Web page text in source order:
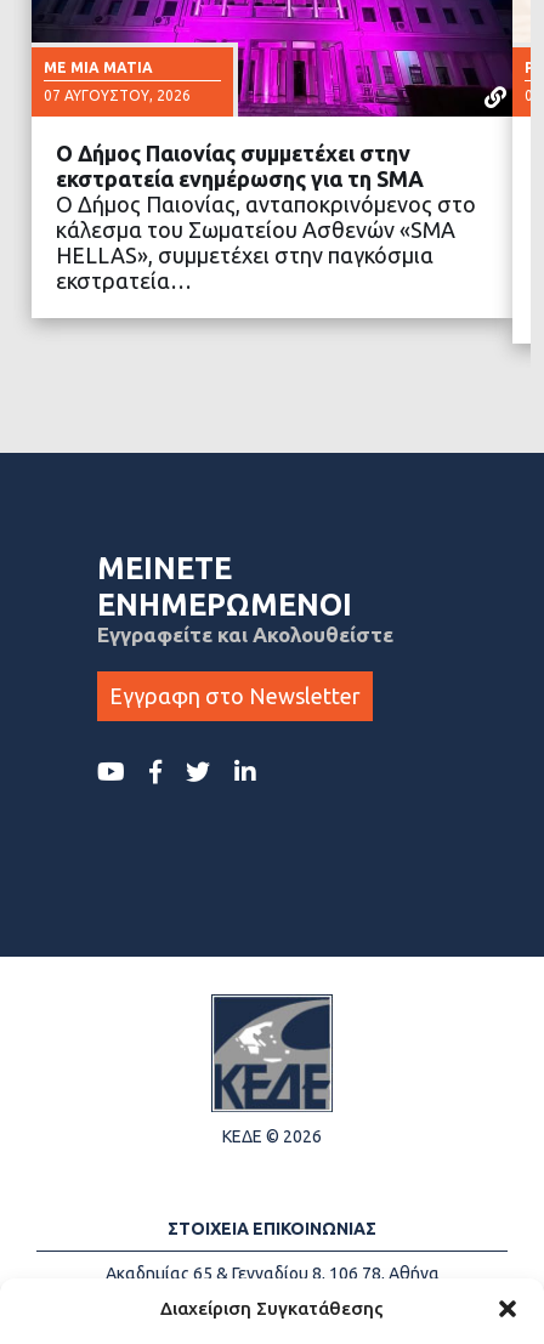
Διαχείριση Συγκατάθεσης
ΜΕ ΜΙΑ ΜΑΤΙΆ
07 ΑΥΓΟΎΣΤΟΥ, 2026
ΔΙΑΒΑΣΤΕ ΠΕΡΙΣΣΟΤΕΡΑ
Ο Δήμος Παιονίας συμμετέχει στην
εκστρατεία ενημέρωσης για τη SMA
Ο Δήμος Παιονίας, ανταποκρινόμενος στο
κάλεσμα του Σωματείου Ασθενών «SMA
HELLAS», συμμετέχει στην παγκόσμια
εκστρατεία…
ΜΕΙΝΕΤΕ
ΕΝΗΜΕΡΩΜΕΝΟΙ
Εγγραφείτε και Ακολουθείστε
Εγγραφη στο Newsletter
ΚΕΔΕ © 2026
ΣΤΟΙΧΕΙΑ ΕΠΙΚΟΙΝΩΝΙΑΣ
Ακαδημίας 65 & Γενναδίου 8, 106 78, Αθήνα
Τηλέφωνα:
+30 213-2147500
Email:
info@kede.gr